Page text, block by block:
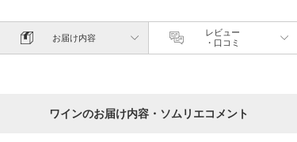
お届け内容
レビュー
・口コミ
ワインのお届け内容・ソムリエコメント